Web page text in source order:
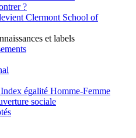
?
Clermont School of
et labels
égalité Homme-Femme
sociale